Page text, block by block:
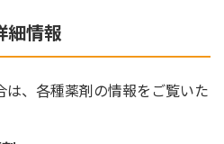
細情報
、各種薬剤の情報をご覧いた